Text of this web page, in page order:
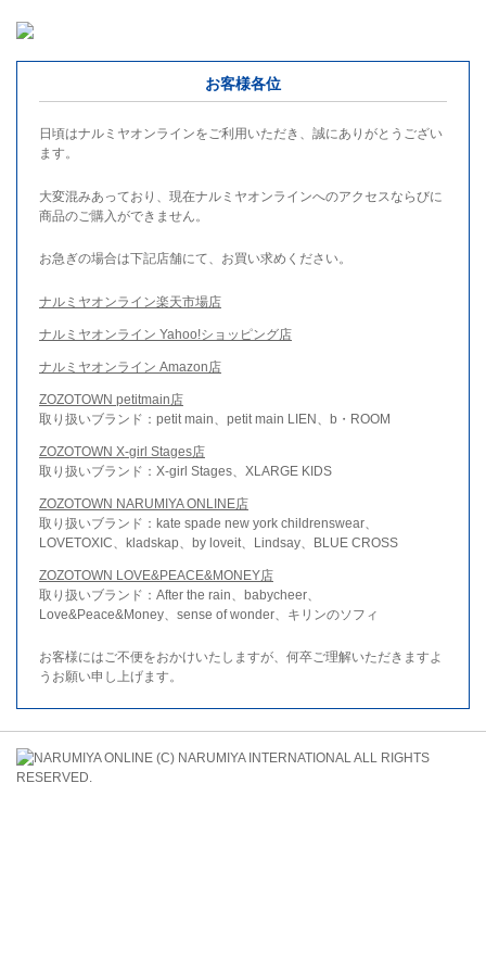
お客様各位
日頃はナルミヤオンラインをご利用いただき、誠にありがとうござい
ます。
大変混みあっており、現在ナルミヤオンラインへのアクセスならびに
商品のご購入ができません。
お急ぎの場合は下記店舗にて、お買い求めください。
ナルミヤオンライン楽天市場店
ナルミヤオンライン Yahoo!ショッピング店
ナルミヤオンライン Amazon店
ZOZOTOWN petitmain店
取り扱いブランド：petit main、petit main LIEN、b・ROOM
ZOZOTOWN X-girl Stages店
取り扱いブランド：X-girl Stages、XLARGE KIDS
ZOZOTOWN NARUMIYA ONLINE店
取り扱いブランド：kate spade new york childrenswear、
LOVETOXIC、kladskap、by loveit、Lindsay、BLUE CROSS
ZOZOTOWN LOVE&PEACE&MONEY店
取り扱いブランド：After the rain、babycheer、
Love&Peace&Money、sense of wonder、キリンのソフィ
お客様にはご不便をおかけいたしますが、何卒ご理解いただきますよ
うお願い申し上げます。